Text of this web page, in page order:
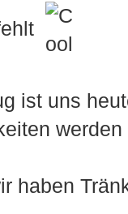
ist uns
haben